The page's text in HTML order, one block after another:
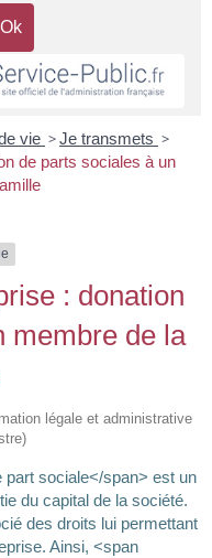
vie >Je transmets >
de parts sociales à un
: donation
membre de la
légale et administrative
sociale</span> est un
du capital de la société.
des droits lui permettant
Ainsi, <span